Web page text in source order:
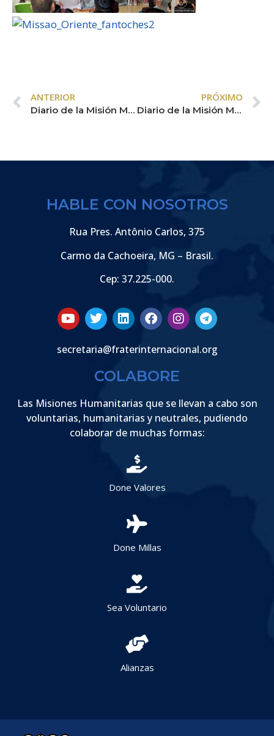
ANTERIOR
Diario de la Misión Medio Oriente – 10/02
PRÓXIMO
Diario de la Misión Medio Oriente – 12/02
HABLE CON NOSOTROS
Rua Pres. Antônio Carlos, 375
Carmo da Cachoeira, MG – Brasil.
Cep: 37.225-000.
secretaria@fraterinternacional.org
COLABORE
Las Misiones Humanitarias que se llevan a cabo son
voluntarias, humanitarias y neutrales, pudiendo
colaborar de muchas formas:
Done Valores
Done Millas
Sea Voluntario
Alianzas